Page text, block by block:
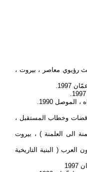
رؤيوي معاصر ، بيروت ،
1990.
وخطاب المستقبل ،
الى العلمنة ) ، بيروت
العرب ( البنية التاريخية